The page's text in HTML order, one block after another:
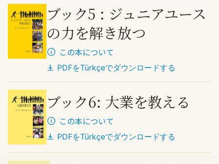
ブック5 : ジュニアユース
の力を解き放つ
この本について
PDFをTürkçeでダウンロードする
ブック6: 大業を教える
この本について
PDFをTürkçeでダウンロードする